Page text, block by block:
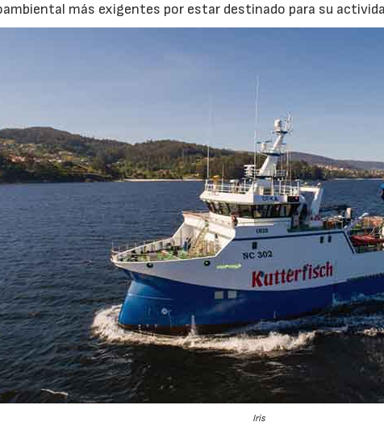
más exigentes por estar destinado para su
Iris